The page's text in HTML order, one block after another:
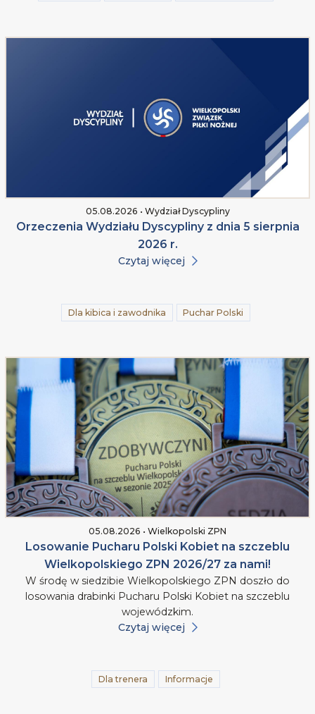
05.08.2026 • Wydział Dyscypliny
Orzeczenia Wydziału Dyscypliny z dnia 5 sierpnia
2026 r.
Czytaj więcej
Dla kibica i zawodnika Puchar Polski
05.08.2026 • Wielkopolski ZPN
Losowanie Pucharu Polski Kobiet na szczeblu
Wielkopolskiego ZPN 2026/27 za nami!
W środę w siedzibie Wielkopolskiego ZPN doszło do
losowania drabinki Pucharu Polski Kobiet na szczeblu
wojewódzkim.
Czytaj więcej
Dla trenera Informacje